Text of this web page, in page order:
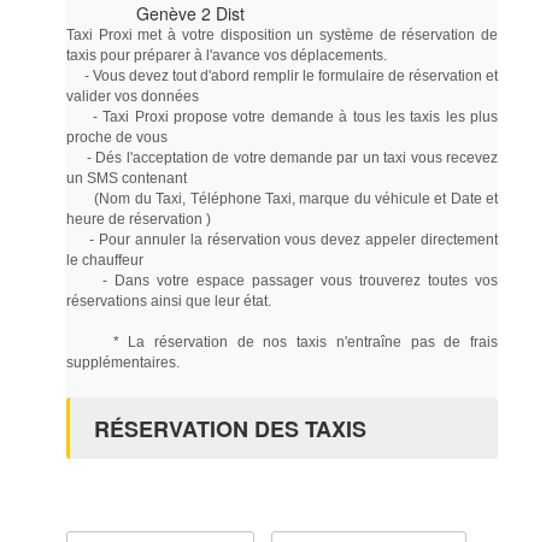
Genève 2 Dist
Taxi Proxi met à votre disposition un système de réservation de
taxis pour préparer à l'avance vos déplacements.
- Vous devez tout d'abord remplir le formulaire de réservation et
valider vos données
- Taxi Proxi propose votre demande à tous les taxis les plus
proche de vous
- Dés l'acceptation de votre demande par un taxi vous recevez
un SMS contenant
(Nom du Taxi, Téléphone Taxi, marque du véhicule et Date et
heure de réservation )
- Pour annuler la réservation vous devez appeler directement
le chauffeur
- Dans votre espace passager vous trouverez toutes vos
réservations ainsi que leur état.
* La réservation de nos taxis n'entraîne pas de frais
supplémentaires.
RÉSERVATION DES TAXIS